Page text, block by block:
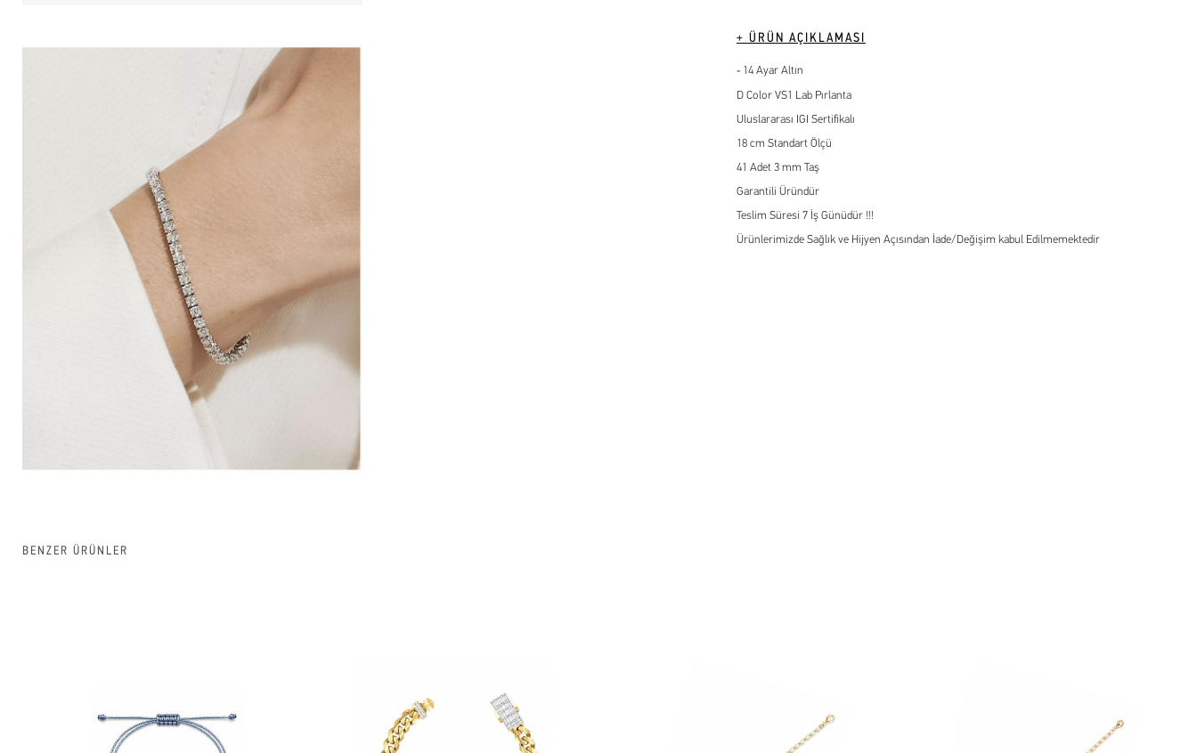
+ ÜRÜN AÇIKLAMASI
14 Ayar Altın
D Color VS1 Lab Pırlanta
Uluslararası IGI Sertifikalı
18 cm Standart Ölçü
41 Adet 3 mm Taş
Garantili Üründür
Teslim Süresi 7 İş Günüdür !!!
Ürünlerimizde Sağlık ve Hijyen Açısından İade/Değişim kabul Edilmemektedir
BENZER ÜRÜNLER